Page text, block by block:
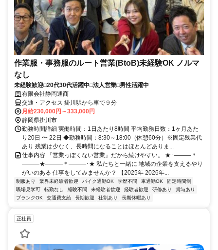
作業服・事務服のルート営業(BtoB)未経験OK ノルマ
なし
未経験歓迎□20代30代活躍中□法人営業□男性活躍中
有限会社静岡通商
交通・アクセス 掛川駅から車で９分
月給230,000円～333,000円
静岡県掛川市
勤務時間詳細 実働時間：1日あたり8時間 平均勤務日数：1ヶ月あた
り20日 〜 22日 ◆勤務時間：8:30～18:00（休憩60分）※固定残業代
あり 残業は少なく、長時間になることはほとんどありま...
仕事内容 『営業っぽくない営業』だから続けやすい。 ★･―――＊
―――★―――＊―――･★ 私たちと一緒に 地域の企業を支えるやり
がいのある 仕事をしてみませんか？ 【2025年 2026年...
制服あり 業界未経験者歓迎 バイク通勤OK 学歴不問 車通勤OK
固定時間制
職場見学可
転勤なし 経験不問 未経験者歓迎 経験者歓迎 研修あり
賞与あり
ブランクOK
交通費支給 長期歓迎 社割あり 長期休暇あり
正社員